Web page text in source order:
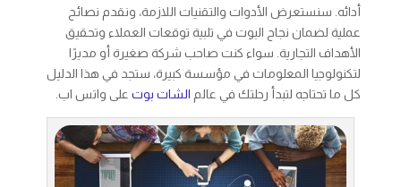
أدائه. سنستعرض الأدوات والتقنيات اللازمة، ونقدم نصائح
عملية لضمان نجاح البوت في تلبية توقعات العملاء وتحقيق
الأهداف التجارية. سواء كنت صاحب شركة صغيرة أو مديرًا
لتكنولوجيا المعلومات في مؤسسة كبيرة، ستجد في هذا الدليل
كل ما تحتاجه لتبدأ رحلتك في عالم الشات بوتعلى واتس اب.